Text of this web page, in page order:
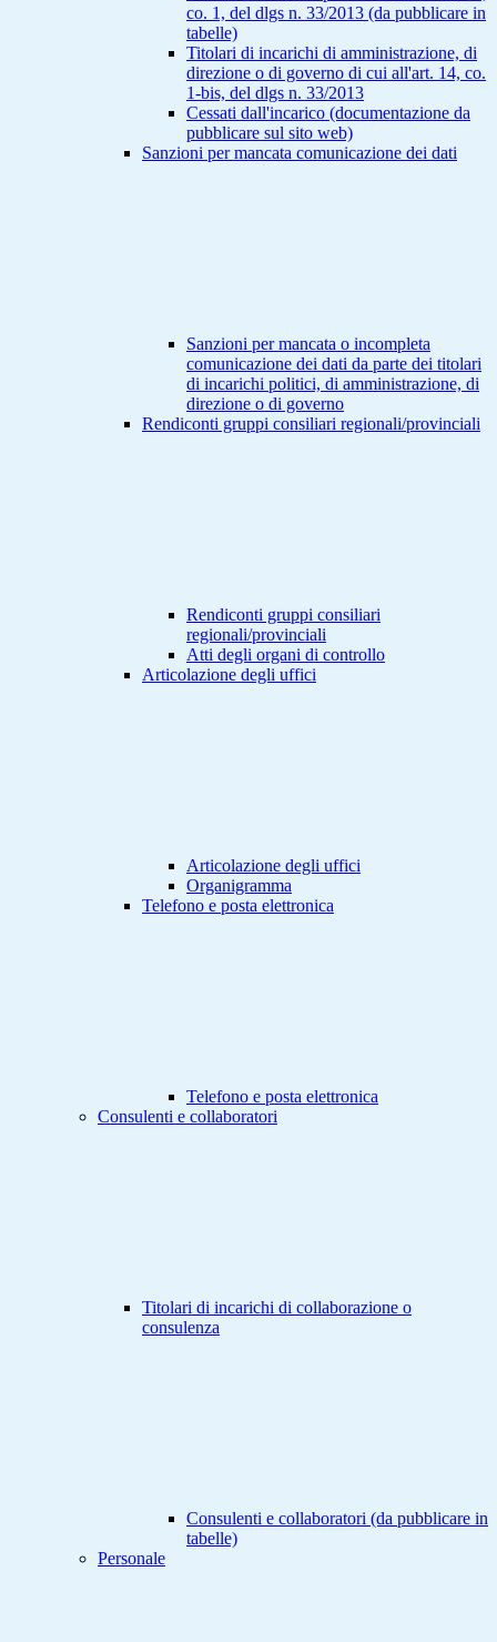
co. 1, del dlgs n. 33/2013 (da pubblicare in
tabelle)
Titolari di incarichi di amministrazione, di
direzione o di governo di cui all'art. 14, co.
1-bis, del dlgs n. 33/2013
Cessati dall'incarico (documentazione da
pubblicare sul sito web)
Sanzioni per mancata comunicazione dei dati
Sanzioni per mancata o incompleta
comunicazione dei dati da parte dei titolari
di incarichi politici, di amministrazione, di
direzione o di governo
Rendiconti gruppi consiliari regionali/provinciali
Rendiconti gruppi consiliari
regionali/provinciali
Atti degli organi di controllo
Articolazione degli uffici
Articolazione degli uffici
Organigramma
Telefono e posta elettronica
Telefono e posta elettronica
Consulenti e collaboratori
Titolari di incarichi di collaborazione o
consulenza
Consulenti e collaboratori (da pubblicare in
tabelle)
Personale